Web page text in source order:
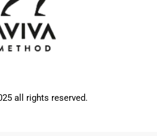
all rights reserved.